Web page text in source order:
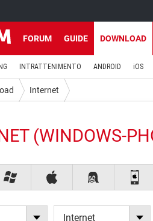
FORUM GUIDE DOWNLOAD
INTRATTENIMENTO ANDROID iOS
Internet
(WINDOWS-
Internet